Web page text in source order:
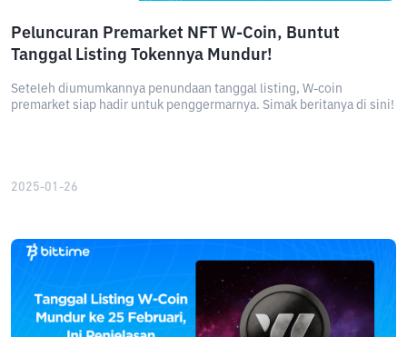
Peluncuran Premarket NFT W-Coin, Buntut
Tanggal Listing Tokennya Mundur!
Seteleh diumumkannya penundaan tanggal listing, W-coin
premarket siap hadir untuk penggermarnya. Simak beritanya di sini!
2025-01-26